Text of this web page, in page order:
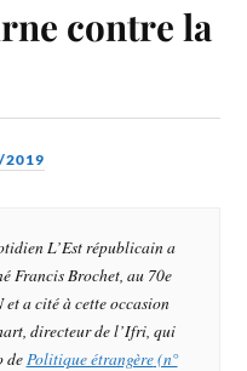
contre la
2019
L’Est républicaina
Francis Brochet, au 70e
a cité à cette occasion
directeur de l’Ifri, qui
dePolitique étrangère(n°